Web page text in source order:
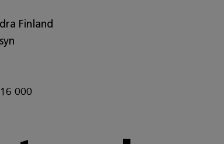
Finland
000